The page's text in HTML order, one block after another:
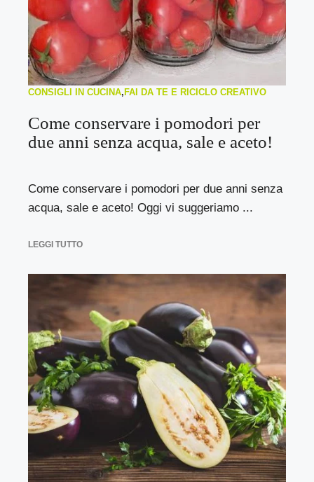
CONSIGLI IN CUCINA,FAI DA TE E RICICLO CREATIVO
Come conservare i pomodori per
due anni senza acqua, sale e aceto!
Come conservare i pomodori per due anni senza
acqua, sale e aceto! Oggi vi suggeriamo ...
LEGGI TUTTO